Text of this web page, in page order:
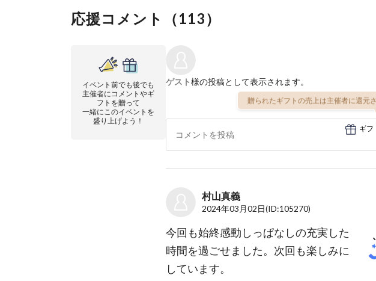
応援コメント（113）
イベント前でも後でも
主催者にコメントやギ
フトを贈って
一緒にこのイベントを
盛り上げよう！
ゲスト様の投稿として表示されます。
贈られたギフトの売上は主催者に還元
ギフ
村山真義
2024年03月02日(ID:105270)
今回も始終感動しっぱなしの充実した
時間を過ごせました。次回も楽しみに
しています。